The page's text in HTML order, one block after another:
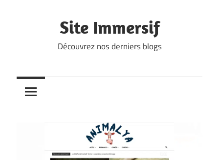
Site Immersif
Découvrez nos derniers blogs